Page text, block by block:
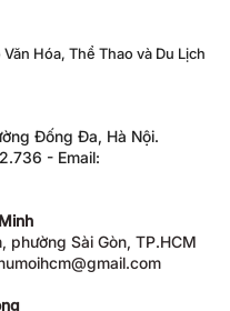
Hóa, Thể Thao và Du Lịch
Đống Đa, Hà Nội.
- Email:
phường Sài Gòn, TP.HCM